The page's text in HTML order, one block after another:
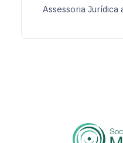
Assessoria Jurídica